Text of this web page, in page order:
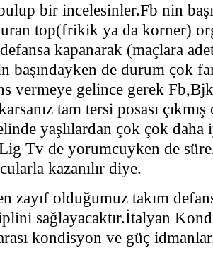
bir incelesinler.Fb nin
top(frikik ya da korner)
kapanarak (maçlara
başındayken de durum çok
vermeye gelince gerek
tam tersi posası
yaşlılardan çok çok
Tv de yorumcuyken de
kazanılır diye.
zayıf olduğumuz takım
sağlayacaktır.İtalyan
kondisyon ve güç